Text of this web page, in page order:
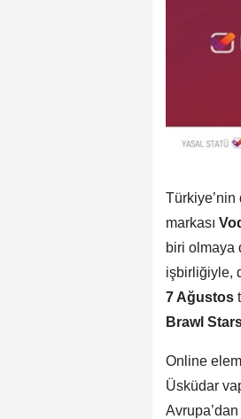
markası
biri olmaya
işbirliğiyle,
7 Ağustos
Brawl
Online
Üsküdar